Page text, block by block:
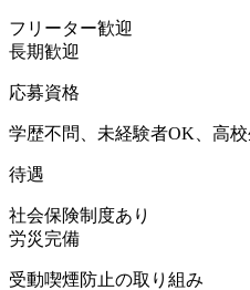
フリーター歓迎
長期歓迎
応募資格
学歴不問、未経験者OK、高
待遇
社会保険制度あり
労災完備
受動喫煙防止の取り組み